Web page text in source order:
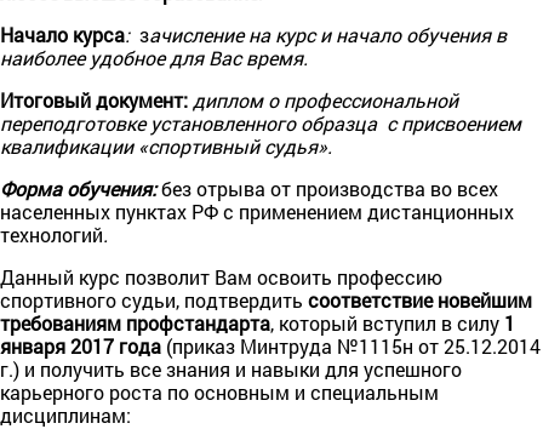
Начало курса: зачисление на курс и начало обучения в
наиболее удобное для Вас время.
Итогoвый документ: дипломo профессиональной
переподготовке установленного образца с присвоением
квалификации «спортивный судья».
Форма обучения:без отрыва от производства во всех
населенных пунктах РФ с применением дистанционных
технологий.
Данный курс позволит Вам освоить профессию
спортивного судьи, подтвердить соответствие новейшим
требованиям профстандарта, который вступил в силу 1
января 2017 года (приказ Минтруда №1115н от 25.12.2014
г.) и получить все знания и навыки для успешного
карьерного роста по основным и специальным
дисциплинам: